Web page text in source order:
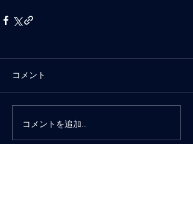
コメント
コメントを追加…